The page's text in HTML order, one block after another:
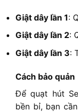
Giật dây lần 1:
Giật dây lần 2:
Giật dây lần 3:
Cách bảo quản
Để quạt hút
bền bỉ, bạn